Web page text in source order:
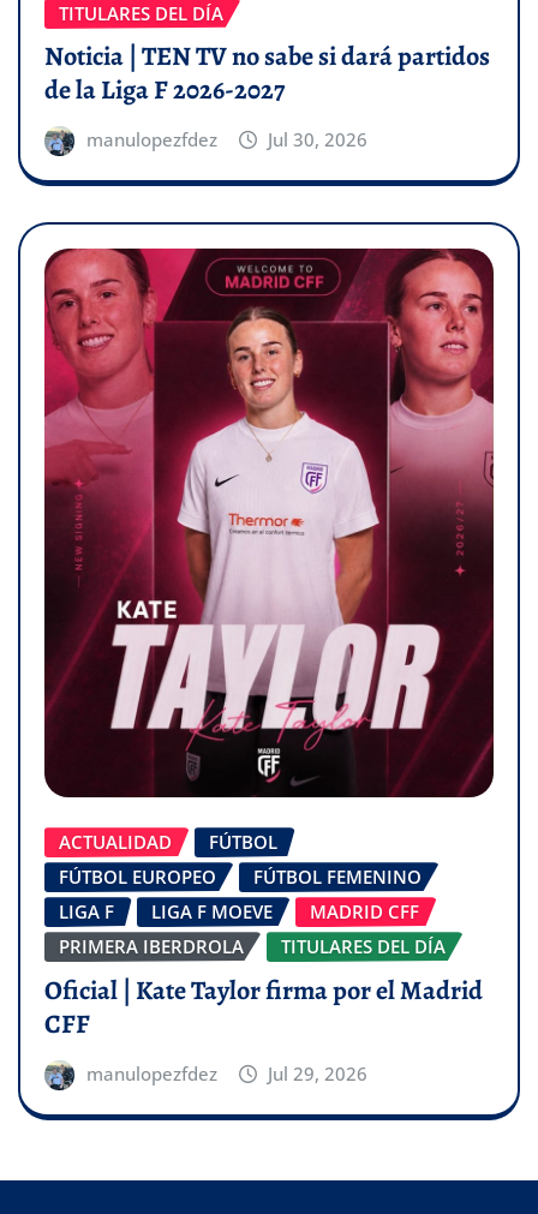
TITULARES DEL DÍA
Noticia | TEN TV no sabe si dará partidos
de la Liga F 2026-2027
manulopezfdez Jul 30, 2026
ACTUALIDAD
FÚTBOL
FÚTBOL EUROPEO
FÚTBOL FEMENINO
LIGA F
LIGA F MOEVE
MADRID CFF
PRIMERA IBERDROLA
TITULARES DEL DÍA
Oficial | Kate Taylor firma por el Madrid
CFF
manulopezfdez Jul 29, 2026